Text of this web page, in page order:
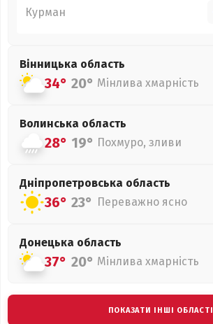
Курман
Вінницька область
34° 20° Мінлива хмарність
Волинська область
28° 19° Похмуро, зливи
Дніпропетровська область
36° 23° Переважно ясно
Донецька область
37° 20° Мінлива хмарність
ПОКАЗАТИ ІНШІ ОБЛАСТІ